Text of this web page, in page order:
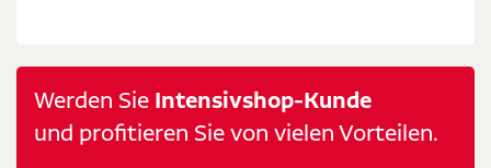
Werden Sie Intensivshop-Kunde
und profitieren Sie von vielen Vorteilen.